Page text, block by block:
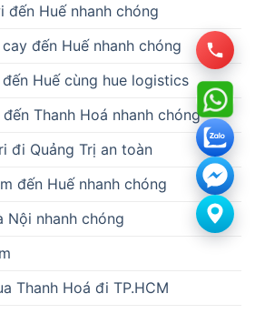
đến Huế nhanh chóng
đến Huế nhanh chóng
Huế cùng hue logistics
Thanh Hoá nhanh chóng
đi Quảng Trị an toàn
đến Huế nhanh chóng
Nội nhanh chóng
Thanh Hoá đi TP.HCM